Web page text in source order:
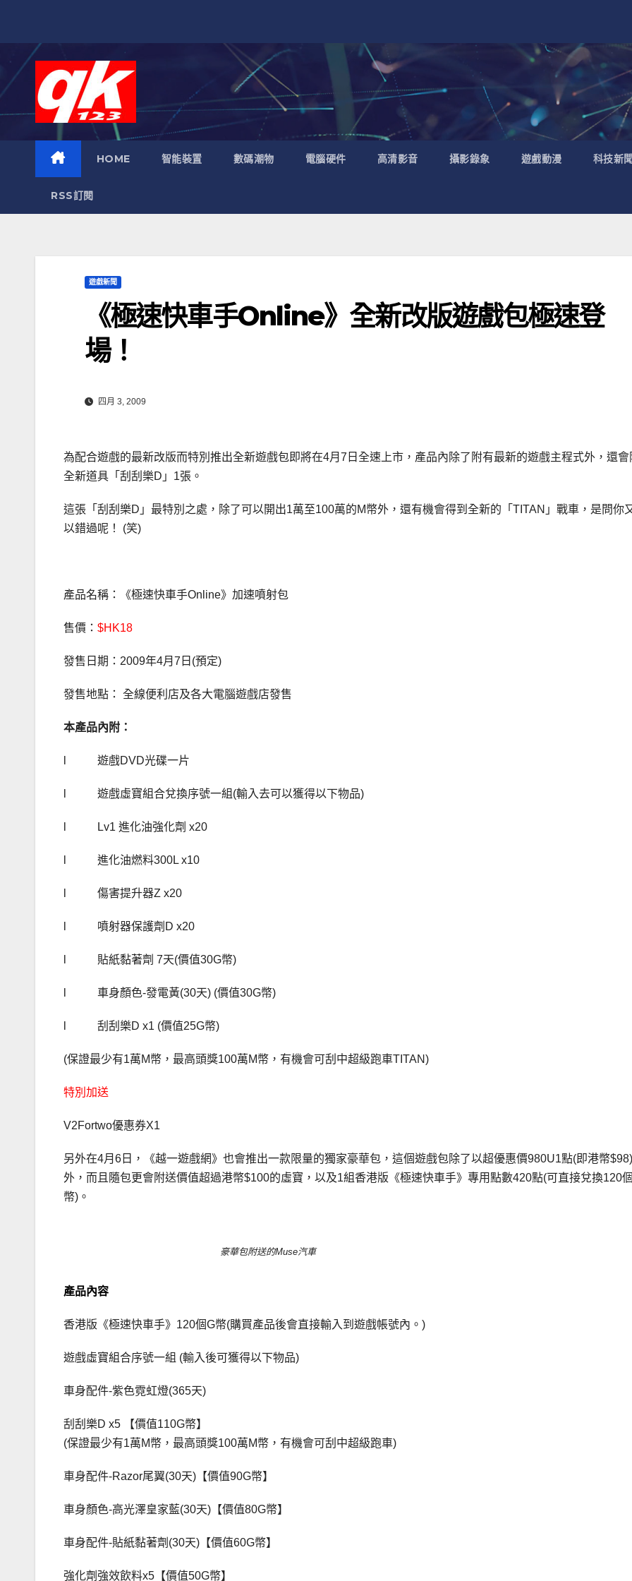
HOME 智能裝置 數碼潮物 電腦硬件 高清影音 攝影錄象 遊戲動漫 科技新聞
RSS訂閱
遊戲新聞
《極速快車手Online》全新改版遊戲包極速登
場！
四月 3, 2009
為配合遊戲的最新改版而特別推出全新遊戲包即將在4月7日全速上市，產品內除了附有最新的遊戲主程式外，還會
全新道具「刮刮樂D」1張。
這張「刮刮樂D」最特別之處，除了可以開出1萬至100萬的M幣外，還有機會得到全新的「TITAN」戰車，是問你
以錯過呢！ (笑)
產品名稱：《極速快車手Online》加速噴射包
售價： $HK18
發售日期：2009年4月7日(預定)
發售地點： 全線便利店及各大電腦遊戲店發售
本產品內附：
l 遊戲DVD光碟一片
l 遊戲虛寶組合兌換序號一組(輸入去可以獲得以下物品)
l Lv1 進化油強化劑 x20
l 進化油燃料300L x10
l 傷害提升器Z x20
l 噴射器保護劑D x20
l 貼紙黏著劑 7天(價值30G幣)
l 車身顏色-發電黃(30天) (價值30G幣)
l 刮刮樂D x1 (價值25G幣)
(保證最少有1萬M幣，最高頭獎100萬M幣，有機會可刮中超級跑車TITAN)
特別加送
V2Fortwo優惠券X1
另外在4月6日，《越一遊戲網》也會推出一款限量的獨家豪華包，這個遊戲包除了以超優惠價980U1點(即港幣
外，而且隨包更會附送價值超過港幣$100的虛寶，以及1組香港版《極速快車手》專用點數420點(可直接兌換120
幣)。
豪華包附送的Muse汽車
產品內容
香港版《極速快車手》120個G幣(購買產品後會直接輸入到遊戲帳號內。)
遊戲虛寶組合序號一組 (輸入後可獲得以下物品)
車身配件-紫色霓虹燈(365天)
刮刮樂D x5 【價值110G幣】
(保證最少有1萬M幣，最高頭獎100萬M幣，有機會可刮中超級跑車)
車身配件-Razor尾翼(30天)【價值90G幣】
車身顏色-高光澤皇家藍(30天)【價值80G幣】
車身配件-貼紙黏著劑(30天)【價值60G幣】
強化劑強效飲料x5【價值50G幣】